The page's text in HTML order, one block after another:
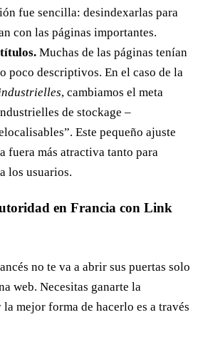
fue sencilla: desindexarlas para
con las páginas importantes.
Muchas de las páginas tenían
poco descriptivos. En el caso de la
, cambiamos el meta
de stockage –
Este pequeño ajuste
fuera más atractiva tanto para
los usuarios.
en Francia con Link
no te va a abrir sus puertas solo
web. Necesitas ganarte la
mejor forma de hacerlo es a través